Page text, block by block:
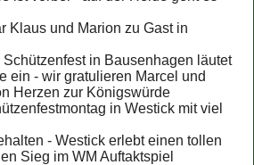
Klaus und Marion zu Gast in
in Bausenhagen läutet
ein - wir gratulieren Marcel und
Herzen zur Königswürde
in Westick mit viel
- Westick erlebt einen tollen
Sieg im WM Auftaktspiel